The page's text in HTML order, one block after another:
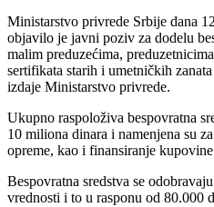
Ministarstvo privrede Srbije dana
objavilo je javni poziv za dodelu
malim preduzećima,
sertifikata starih i umetničkih
izdaje Ministarstvo privrede.
Ukupno raspoloživa bespovratna
10 miliona dinara i namenjena su
opreme, kao i finansiranje
Bespovratna sredstva se
vrednosti i to u rasponu od 80.000